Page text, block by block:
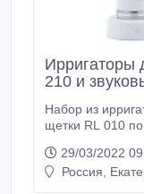
Ирригаторы
210 и
Набор из
щетки RL 010
RL 010
для эмали.
29/03/2022
Россия,